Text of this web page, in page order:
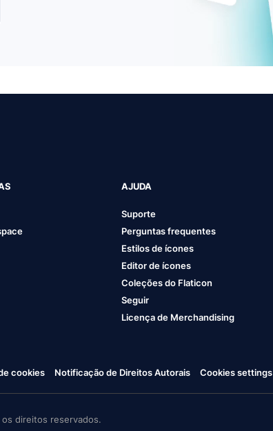
AJUDA
Suporte
Perguntas frequentes
Estilos de ícones
Editor de ícones
Coleções do Flaticon
Seguir
Licença de Merchandising
cookies Notificação de Direitos Autorais Cookies settings
direitos reservados.